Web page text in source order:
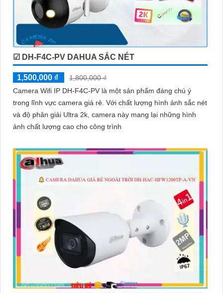
☑ DH-F4C-PV DAHUA SẮC NÉT
1,500,000 ₫
1,800,000 ₫
Camera Wifi IP DH-F4C-PV là một sản phẩm đáng chú ý
trong lĩnh vực camera giá rẻ. Với chất lượng hình ảnh sắc nét
và độ phân giải Ultra 2k, camera này mang lại những hình
ảnh chất lượng cao cho công trình